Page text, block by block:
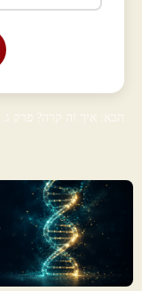
הבא: איך זה קרה? פרק ג...